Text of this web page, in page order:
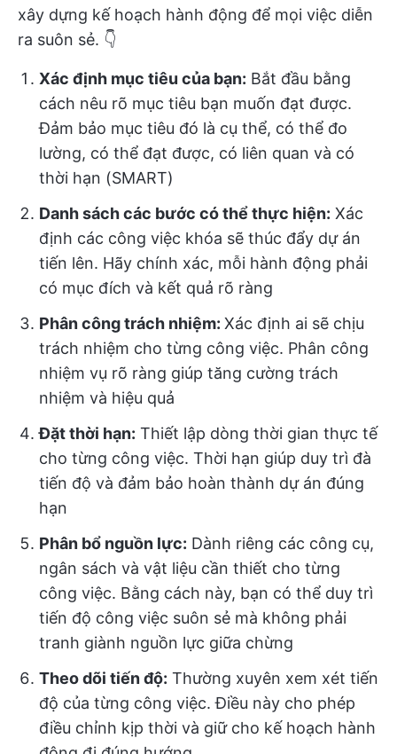
xây dựng kế hoạch hành động để mọi việc diễn
ra suôn sẻ. 👇
Xác định mục tiêu của bạn: Bắt đầu bằng
cách nêu rõ mục tiêu bạn muốn đạt được.
Đảm bảo mục tiêu đó là cụ thể, có thể đo
lường, có thể đạt được, có liên quan và có
thời hạn (SMART)
Danh sách các bước có thể thực hiện: Xác
định các công việc khóa sẽ thúc đẩy dự án
tiến lên. Hãy chính xác, mỗi hành động phải
có mục đích và kết quả rõ ràng
Phân công trách nhiệm: Xác định ai sẽ chịu
trách nhiệm cho từng công việc. Phân công
nhiệm vụ rõ ràng giúp tăng cường trách
nhiệm và hiệu quả
Đặt thời hạn: Thiết lập dòng thời gian thực tế
cho từng công việc. Thời hạn giúp duy trì đà
tiến độ và đảm bảo hoàn thành dự án đúng
hạn
Phân bổ nguồn lực: Dành riêng các công cụ,
ngân sách và vật liệu cần thiết cho từng
công việc. Bằng cách này, bạn có thể duy trì
tiến độ công việc suôn sẻ mà không phải
tranh giành nguồn lực giữa chừng
Theo dõi tiến độ: Thường xuyên xem xét tiến
độ của từng công việc. Điều này cho phép
điều chỉnh kịp thời và giữ cho kế hoạch hành